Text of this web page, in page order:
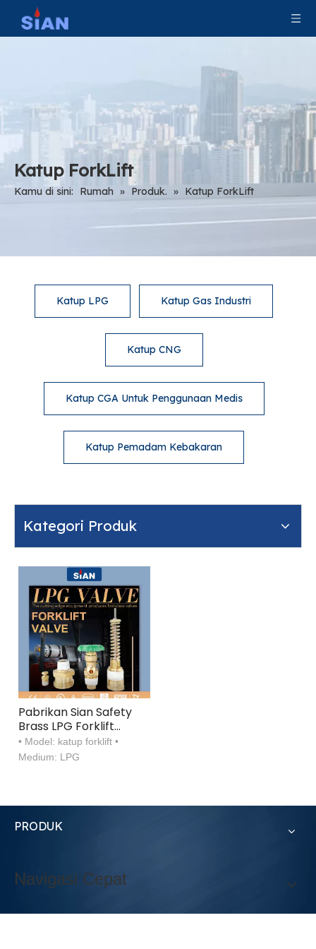
Katup ForkLift
Kamu di sini: Rumah » Produk. » Katup ForkLift
Katup LPG Katup Gas Industri
Katup CNG
Katup CGA Untuk Penggunaan Medis
Katup Pemadam Kebakaran
Kategori Produk
Pabrikan Sian Safety
Brass LPG Forklift
Cylinder Valves
• Model: katup forklift •
Medium: LPG
PRODUK
Navigasi Cepat